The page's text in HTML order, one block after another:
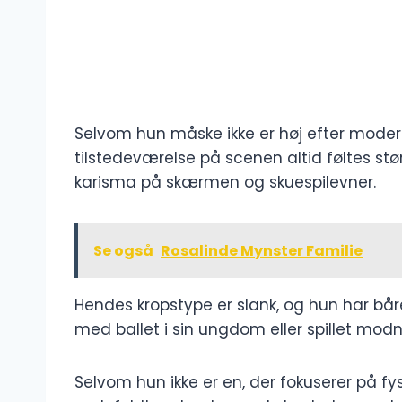
Selvom hun måske ikke er høj efter
tilstedeværelse på scenen altid føltes
karisma på skærmen og skuespilevner.
Se også Rosalinde Mynster Familie
Hendes kropstype er slank, og hun har
med ballet i sin ungdom eller spillet
Selvom hun ikke er en, der fokuserer på